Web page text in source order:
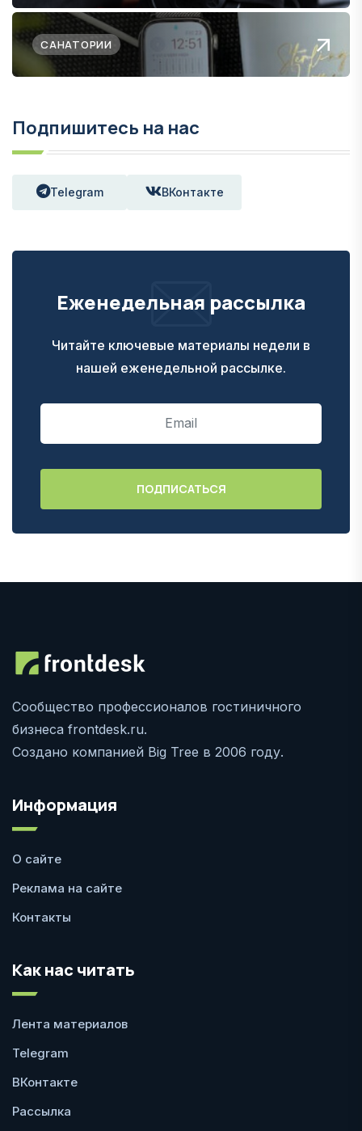
САНАТОРИИ
Подпишитесь на нас
Telegram ВКонтакте
Еженедельная рассылка
Читайте ключевые материалы недели в
нашей еженедельной рассылке.
Сообщество профессионалов гостиничного
бизнеса frontdesk.ru.
Создано компанией Big Tree в 2006 году.
Информация
О сайте
Реклама на сайте
Контакты
Как нас читать
Лента материалов
Telegram
ВКонтакте
Рассылка